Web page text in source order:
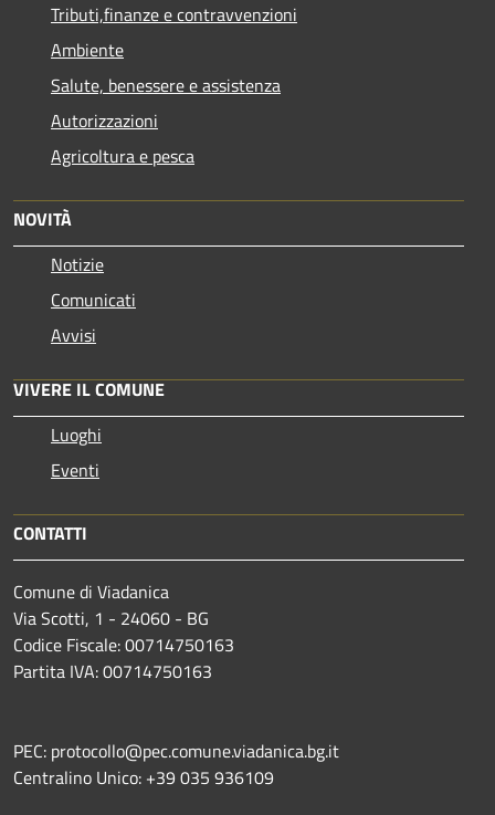
Tributi,finanze e contravvenzioni
Ambiente
Salute, benessere e assistenza
Autorizzazioni
Agricoltura e pesca
NOVITÀ
Notizie
Comunicati
Avvisi
VIVERE IL COMUNE
Luoghi
Eventi
CONTATTI
Comune di Viadanica
Via Scotti, 1 - 24060 - BG
Codice Fiscale: 00714750163
Partita IVA: 00714750163
PEC: protocollo@pec.comune.viadanica.bg.it
Centralino Unico: +39 035 936109